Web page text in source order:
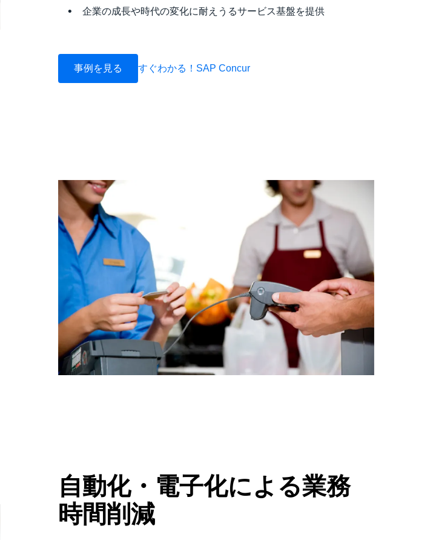
企業の成長や時代の変化に耐えうるサービス基盤を提供
事例を見る すぐわかる！SAP Concur
自動化・電子化による業務
時間削減